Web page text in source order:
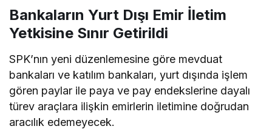
Bankaların Yurt Dışı Emir İletim
Yetkisine Sınır Getirildi
SPK’nın yeni düzenlemesine göre mevduat
bankaları ve katılım bankaları, yurt dışında işlem
gören paylar ile paya ve pay endekslerine dayalı
türev araçlara ilişkin emirlerin iletimine doğrudan
aracılık edemeyecek.